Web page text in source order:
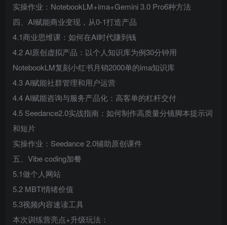
实操作业：NotebookLM+ima+Gemini 3.0 Pro6种方法
四、AI赋能商业变现，从0-1打造产品
4.1商业思维课：如何在AI时代賺到钱
4.2 AI原创虚拟产品：以个人知识库为例30分钟用
NotebookLM复刻小红书月销2000单的ima知识库
4.3 AI赋能社群管理和用户运营
4.4 AI赋能咨询与服务产品化：高客单的杠杆交付
4.5 Seedance2.0实战指南：如何制作高质量分镜脚本提示词
和短片
实操作业：Seedance 2.0辅助原创课件
五、Vibe coding加餐
5.1做个人网站
5.2 MBTI情绪价值
5.3视频内容速读工具
本次训练营亮点+升级玩法：